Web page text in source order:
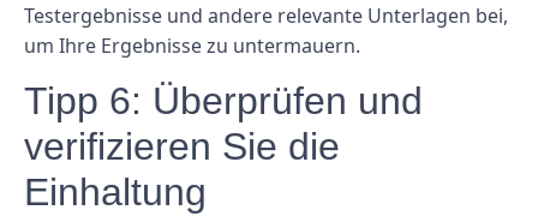
Testergebnisse und andere relevante Unterlagen bei,
um Ihre Ergebnisse zu untermauern.
Tipp 6: Überprüfen und
verifizieren Sie die
Einhaltung